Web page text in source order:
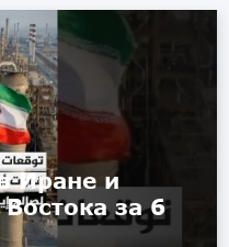
Иране и
за 6